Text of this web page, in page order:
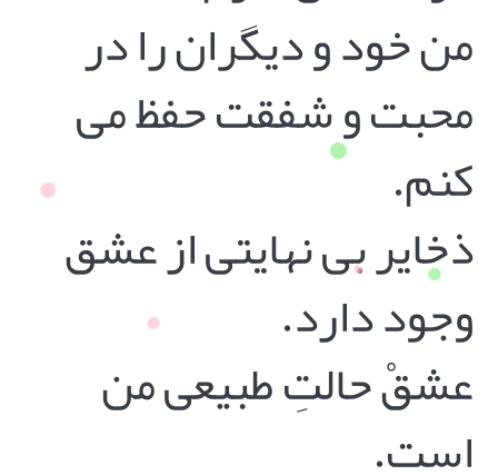
من خود و دیگران را در
محبت و شفقت حفظ می
کنم.
ذخایر بی نهایتی از عشق
وجود دارد.
عشقْ حالتِ طبیعی من
است.